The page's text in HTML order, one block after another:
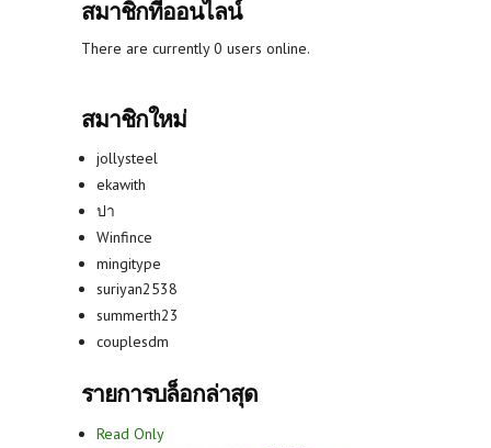
สมาชิกที่ออนไลน์
There are currently 0 users online.
สมาชิกใหม่
jollysteel
ekawith
ปา
Winfince
mingitype
suriyan2538
summerth23
couplesdm
รายการบล็อกล่าสุด
Read Only